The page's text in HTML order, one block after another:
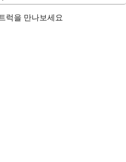
럭을 만나보세요